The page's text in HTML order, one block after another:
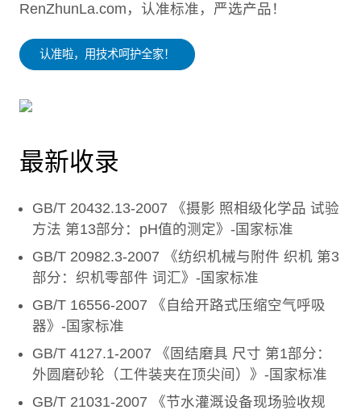
RenZhunLa.com，认准标准，严选产品！
认准啦，用技术呵护全家！
最新收录
GB/T 20432.13-2007 《摄影 照相级化学品 试验
方法 第13部分：pH值的测定》-国家标准
GB/T 20982.3-2007 《纺织机械与附件 织机 第3
部分：织机零部件 词汇》-国家标准
GB/T 16556-2007 《自给开路式压缩空气呼吸
器》-国家标准
GB/T 4127.1-2007 《固结磨具 尺寸 第1部分：
外圆磨砂轮（工件装夹在顶尖间）》-国家标准
GB/T 21031-2007 《节水灌溉设备现场验收规